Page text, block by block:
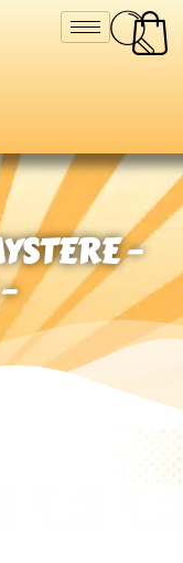
–